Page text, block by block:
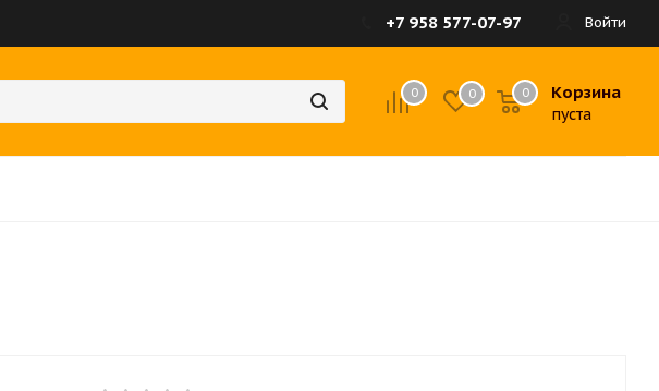
Войти
+7 958 577-07-97
0 0 Корзина
пуста
0